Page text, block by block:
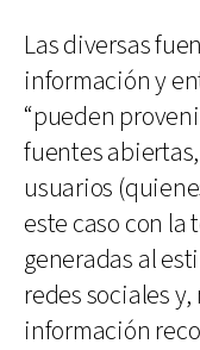
Las diversas
información y
“pueden
fuentes
usuarios
este caso con la
generadas al
redes sociales
información